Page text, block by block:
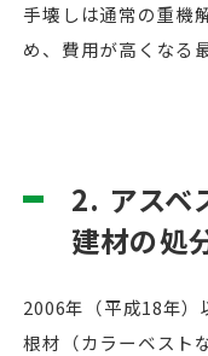
手壊しは通常の重機
め、費用が高くなる
2. アスベ
建材の処
2006年（平成18年
根材（カラーベスト